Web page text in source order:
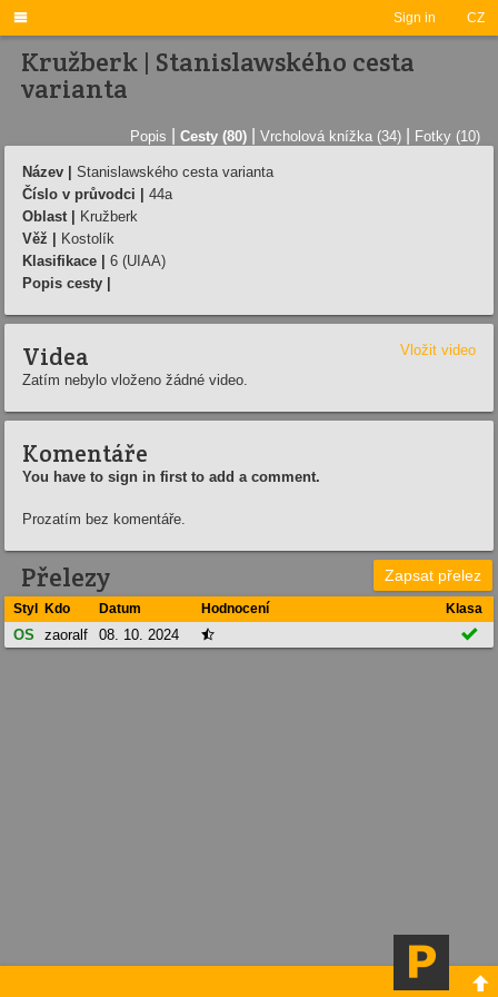
Sign in CZ

Kružberk | Stanislawského cesta
varianta
Popis Cesty (80) Vrcholová knížka (34) Fotky (10)
Název |
Stanislawského cesta varianta
Číslo v průvodci |
44a
Oblast |
Kružberk
Věž |
Kostolík
Klasifikace |
6 (UIAA)
Popis cesty |
Videa
Vložit video
Zatím nebylo vloženo žádné video.
Komentáře
You have to sign in first to add a comment.
Prozatím bez komentáře.
Přelezy Zapsat přelez
Styl Kdo Datum Hodnocení Klasa
OS zaoralf 08. 10. 2024  
